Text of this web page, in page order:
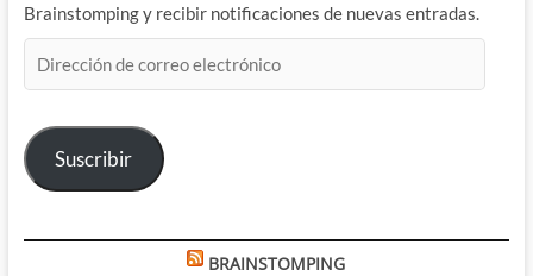
Brainstomping y recibir notificaciones de nuevas entradas.
de
electrónico
Suscribir
BRAINSTOMPING